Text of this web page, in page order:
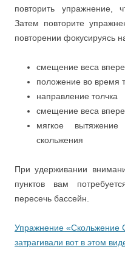
повторить упражнение,
Затем повторите
повторении фокусируясь
смещение веса
положение во время
направление толчка
смещение веса
мягкое
скольжения
При удерживании
пунктов вам
пересечь бассейн.
Упражнение «Скольжение
затрагивали вот в этом